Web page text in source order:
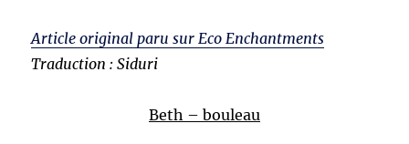
Article original paru sur Eco Enchantments
Traduction : Siduri
Beth – bouleau